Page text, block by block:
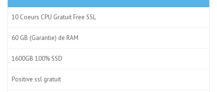
10 Coeurs CPU Gratuit Free SSL
60 GB (Garantie) de RAM
1600GB 100% SSD
Positive ssl gratuit